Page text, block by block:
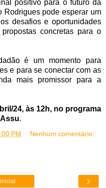
positivo para o futuro da
Rodrigues pode esperar um
desafios e oportunidades
concretas para o
é um momento para
e para se conectar com as
mais promissor para a
24, às 12h, no programa
.
PM Nenhum comentário:
›